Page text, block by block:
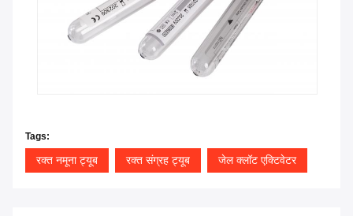
Tags:
रक्त नमूना ट्यूब रक्त संग्रह ट्यूब जेल क्लॉट एक्टिवेटर